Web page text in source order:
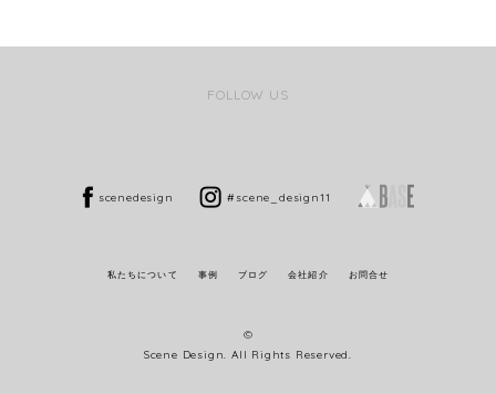
FOLLOW US
scenedesign #scene_design11
私たちについて 事例 ブログ 会社紹介 お問合せ
©
Scene Design. All Rights Reserved.